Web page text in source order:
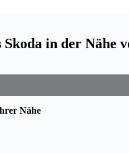
in der Nähe
Nähe